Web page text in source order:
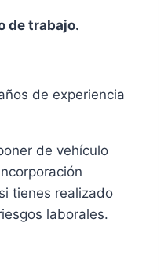
de trabajo.
de experiencia
de vehículo
tienes realizado
laborales.